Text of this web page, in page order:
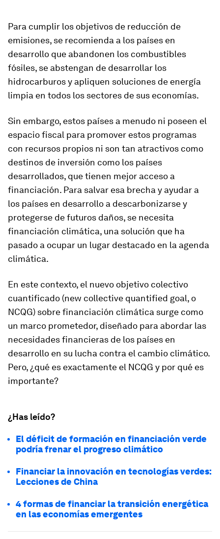
Para cumplir los objetivos de reducción de
emisiones, se recomienda a los países en
desarrollo que abandonen los combustibles
fósiles, se abstengan de desarrollar los
hidrocarburos y apliquen soluciones de energía
limpia en todos los sectores de sus economías.
Sin embargo, estos países a menudo ni poseen el
espacio fiscal para promover estos programas
con recursos propios ni son tan atractivos como
destinos de inversión como los países
desarrollados, que tienen mejor acceso a
financiación. Para salvar esa brecha y ayudar a
los países en desarrollo a descarbonizarse y
protegerse de futuros daños, se necesita
financiación climática, una solución que ha
pasado a ocupar un lugar destacado en la agenda
climática.
En este contexto, el nuevo objetivo colectivo
cuantificado (new collective quantified goal, o
NCQG) sobre financiación climática surge como
un marco prometedor, diseñado para abordar las
necesidades financieras de los países en
desarrollo en su lucha contra el cambio climático.
Pero, ¿qué es exactamente el NCQG y por qué es
importante?
¿Has leído?
El déficit de formación en financiación verde
podría frenar el progreso climático
Financiar la innovación en tecnologías verdes:
Lecciones de China
4 formas de financiar la transición energética
en las economías emergentes